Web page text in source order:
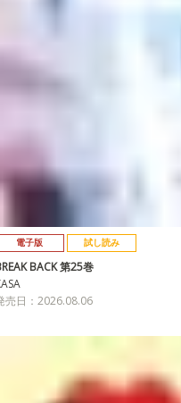
電子版 試し読み
BACK 第25巻
売日：2026.08.06